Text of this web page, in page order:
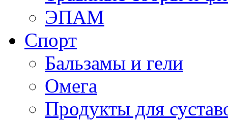
ЭПАМ
Спорт
Бальзамы и гели
Омега
Продукты для